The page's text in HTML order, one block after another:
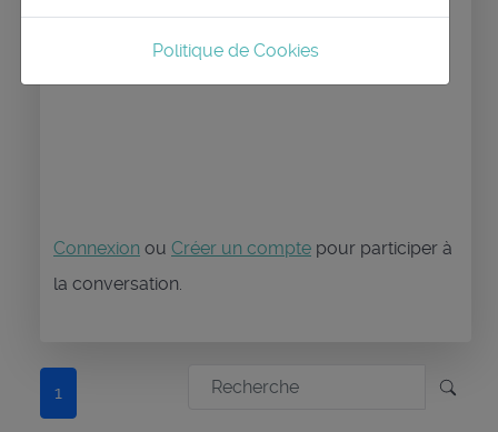
Connexion ou Créer un compte pour participer à
la conversation.
1
Politique de Cookies